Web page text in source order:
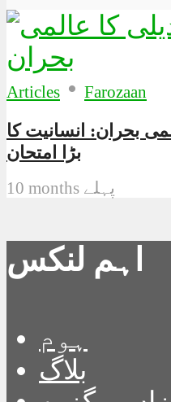
Articles • Farozaan
بحران: انسانیت کا
بڑا امتحان
10 months پہلے
اہم لنکس
ہوم
بلاگ